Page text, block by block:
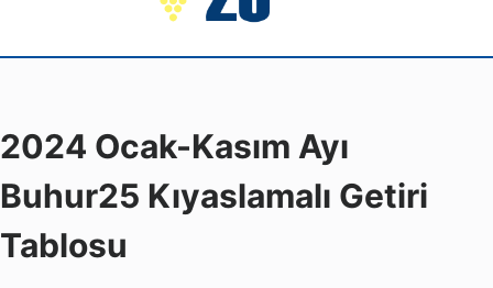
2024 Ocak-Kasım Ayı
Buhur25 Kıyaslamalı Getiri
Tablosu